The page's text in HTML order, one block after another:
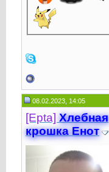
08.02.2023, 14:05
[Epta] Хлебная
крошкa Енот